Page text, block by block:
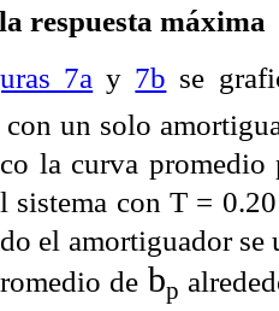
respuesta máxima
7a y 7b se
con un solo
la curva promedio
sistema con T =
el amortiguador
de bp